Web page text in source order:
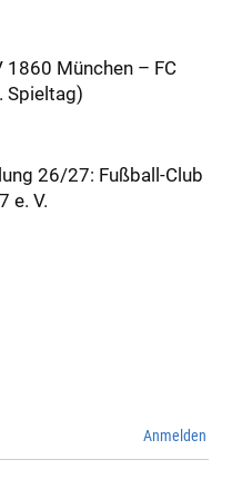
1860 München – FC
Spieltag)
26/27: Fußball-Club
e. V.
Anmelden